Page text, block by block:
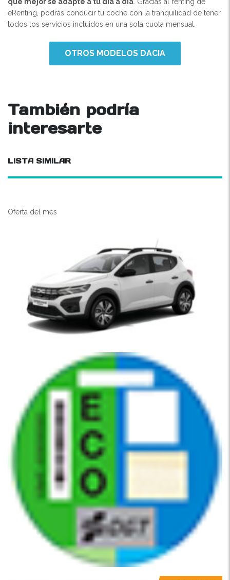
eRenting, podrás conducir tu coche con la tranquilidad de tener
todos los servicios incluidos en una sola cuota mensual.
OTROS MODELOS DACIA
También podría
interesarte
LISTA SIMILAR
Oferta del mes